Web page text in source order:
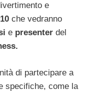
e
che vedranno
e presenter del
di partecipare a
specifiche, come la